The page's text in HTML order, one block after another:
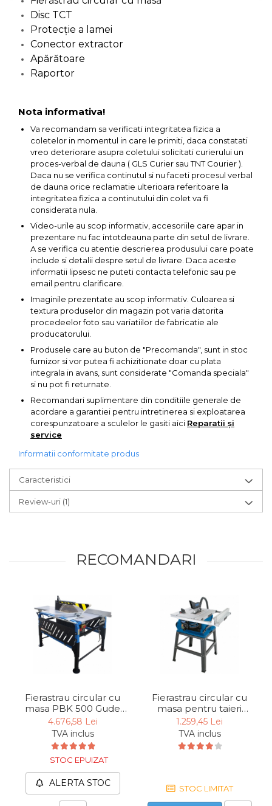
Disc TCT
Protecție a lamei
Conector extractor
Apărătoare
Raportor
Nota informativa!
Va recomandam sa verificati integritatea fizica a
coletelor in momentul in care le primiti, daca constatati
vreo deteriorare asupra coletului solicitati curierului un
proces-verbal de dauna ( GLS Curier sau TNT Courier ).
Daca nu se verifica continutul si nu faceti procesul verbal
de dauna orice reclamatie ulterioara referitoare la
integritatea fizica a continutului din colet va fi
considerata nula.
Video-urile au scop informativ, accesoriile care apar in
prezentare nu fac intotdeauna parte din setul de livrare.
A se verifica cu atentie descrierea produsului care poate
include si detalii despre setul de livrare. Daca aceste
informatii lipsesc ne puteti contacta telefonic sau pe
email pentru clarificare.
Imaginile prezentate au scop informativ. Culoarea si
textura produselor din magazin pot varia datorita
procedeelor foto sau variatiilor de fabricatie ale
producatorului.
Produsele care au buton de "Precomanda", sunt in stoc
furnizor si vor putea fi achizitionate doar cu plata
integrala in avans, sunt considerate "Comanda speciala"
si nu pot fi returnate.
Recomandari suplimentare din conditiile generale de
acordare a garantiei pentru intretinerea si exploatarea
corespunzatoare a sculelor le gasiti aici Reparatii și
service
Informatii conformitate produs
Caracteristici
Review-uri (1)
RECOMANDARI
Fierastrau circular cu
masa PBK 500 Gude
75771, 3000 W, Ø500
mm, 400 V
4.676,58 Lei
TVA inclus
STOC EPUIZAT
ALERTA STOC
Fierastrau circular cu
masa pentru taieri
inclinate HS105
Scheppach
5901308901, 2000 W,
Ø255 mm
1.259,45 Lei
TVA inclus
STOC LIMITAT